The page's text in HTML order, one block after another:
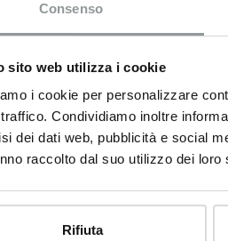
Consenso
sito web utilizza i cookie
i cookie per personalizzare
Condividiamo inoltre
dei dati web, pubblicità e social
raccolto dal suo utilizzo dei loro
Rifiuta